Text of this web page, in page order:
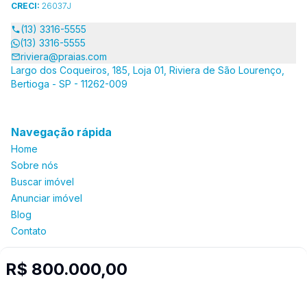
R$ 800.000,00
CRECI: 26037J
(13) 3316-5555
(13) 3316-5555
riviera@praias.com
Largo dos Coqueiros, 185, Loja 01, Riviera de São Lourenço,
Bertioga - SP - 11262-009
Navegação rápida
Home
Sobre nós
Buscar imóvel
Anunciar imóvel
Blog
Contato